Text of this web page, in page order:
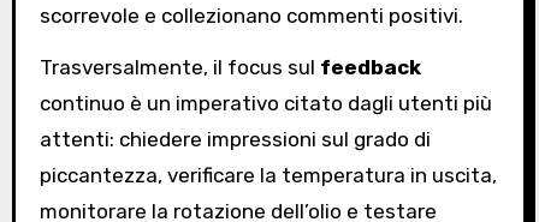
scorrevole e collezionano commenti positivi.
Trasversalmente, il focus sul feedback
continuo è un imperativo citato dagli utenti più
attenti: chiedere impressioni sul grado di
piccantezza, verificare la temperatura in uscita,
monitorare la rotazione dell’olio e testare